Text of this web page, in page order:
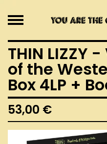
THIN LIZZY
of the
Box 4LP +
53,00 €